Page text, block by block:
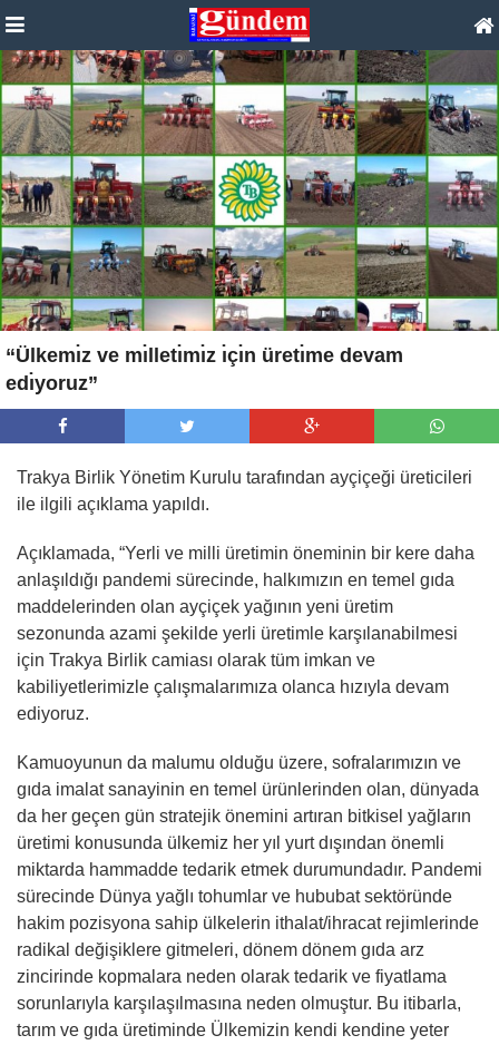
“Ülkemı̇z ve mı̇lletı̇mı̇z ı̇çı̇n üretı̇me devam
edı̇yoruz”
Trakya Birlik Yönetim Kurulu tarafından ayçiçeği üreticileri
ile ilgili açıklama yapıldı.
Açıklamada, “Yerli ve milli üretimin öneminin bir kere daha
anlaşıldığı pandemi sürecinde, halkımızın en temel gıda
maddelerinden olan ayçiçek yağının yeni üretim
sezonunda azami şekilde yerli üretimle karşılanabilmesi
için Trakya Birlik camiası olarak tüm imkan ve
kabiliyetlerimizle çalışmalarımıza olanca hızıyla devam
ediyoruz.
Kamuoyunun da malumu olduğu üzere, sofralarımızın ve
gıda imalat sanayinin en temel ürünlerinden olan, dünyada
da her geçen gün stratejik önemini artıran bitkisel yağların
üretimi konusunda ülkemiz her yıl yurt dışından önemli
miktarda hammadde tedarik etmek durumundadır. Pandemi
sürecinde Dünya yağlı tohumlar ve hububat sektöründe
hakim pozisyona sahip ülkelerin ithalat/ihracat rejimlerinde
radikal değişiklere gitmeleri, dönem dönem gıda arz
zincirinde kopmalara neden olarak tedarik ve fiyatlama
sorunlarıyla karşılaşılmasına neden olmuştur. Bu itibarla,
tarım ve gıda üretiminde Ülkemizin kendi kendine yeter